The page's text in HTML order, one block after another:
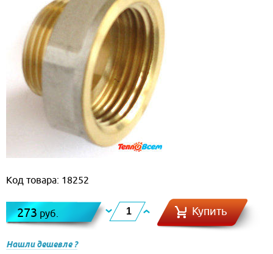
Код товара: 18252
273 руб. Купить
Нашли дешевле ?